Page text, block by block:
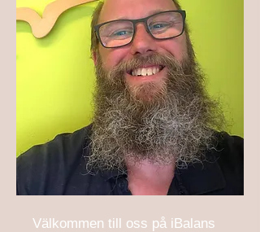
Välkommen till oss på iBalans